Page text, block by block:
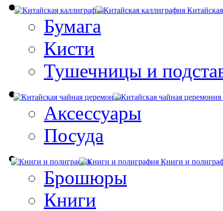
Бумага
Кисти
Тушечницы и
Аксессуары
Посуда
Книги и
Брошюры
Книги